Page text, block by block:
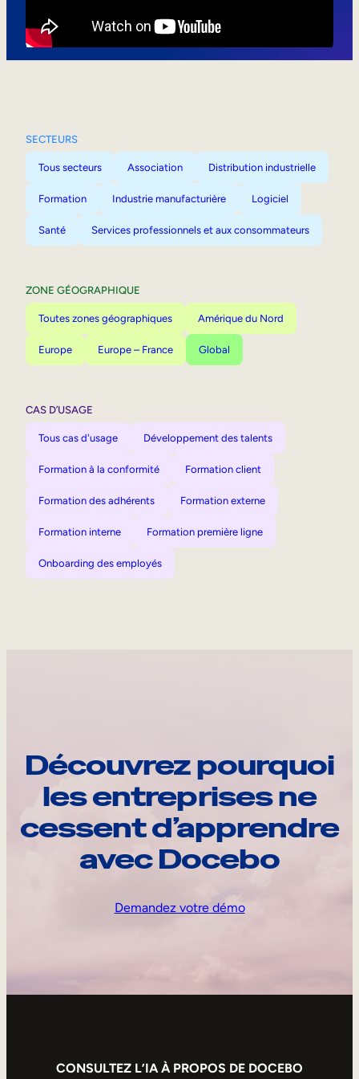
SECTEURS
Tous secteurs Association Distribution industrielle
Formation Industrie manufacturière Logiciel
Santé Services professionnels et aux consommateurs
ZONE GÉOGRAPHIQUE
Toutes zones géographiques Amérique du Nord
Europe Europe – France Global
CAS D’USAGE
Tous cas d'usage Développement des talents
Formation à la conformité Formation client
Formation des adhérents Formation externe
Formation interne Formation première ligne
Onboarding des employés
Découvrez pourquoi
les entreprises ne
cessent d’apprendre
avec Docebo
Demandez votre démo
CONSULTEZ L’IA À PROPOS DE DOCEBO